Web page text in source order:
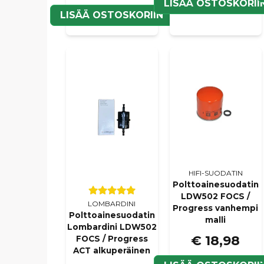
LISÄÄ OSTOSKORIIN
LISÄÄ
LOMBARDINI
Polttoainesuodatin
Lombardini LDW502
FOCS / Progress
ACT alkuperäinen
HIFI-SUODATIN
Polttoainesuodatin
LDW502 FOCS /
Progress vanhempi
malli
€ 18,98